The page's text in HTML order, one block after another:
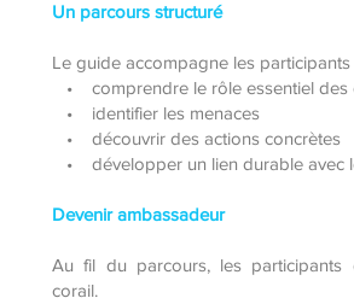
Un parcours structuré
Le guide accompagne les
• comprendre le rôle essentiel des
• identifier les menaces
• découvrir des actions concrètes
• développer un lien durable avec
Devenir ambassadeur
Au fil du parcours, les participants
corail.